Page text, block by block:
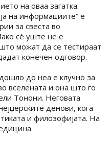
на оваа загатка.
на информациите“ е
за свеста во
сè уште не е
можат да се тестираат
конечен одговор.
до неа е клучно за
вселената и она што го
Тонони. Неговата
денови, кога
и филозофијата. На